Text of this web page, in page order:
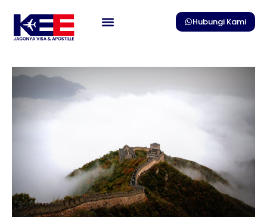
content
Hubungi Kami